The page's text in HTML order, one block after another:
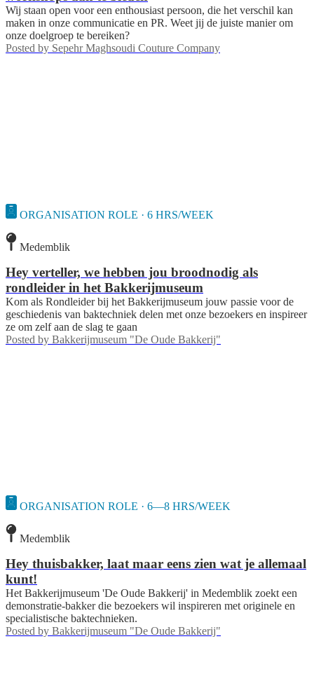
Wij staan open voor een enthousiast persoon, die het verschil kan
maken in onze communicatie en PR. Weet jij de juiste manier om
onze doelgroep te bereiken?
Posted by Sepehr Maghsoudi Couture Company
ORGANISATION ROLE · 6 HRS/WEEK
Medemblik
Hey verteller, we hebben jou broodnodig als
rondleider in het Bakkerijmuseum
Kom als Rondleider bij het Bakkerijmuseum jouw passie voor de
geschiedenis van baktechniek delen met onze bezoekers en inspireer
ze om zelf aan de slag te gaan
Posted by Bakkerijmuseum "De Oude Bakkerij"
ORGANISATION ROLE · 6—8 HRS/WEEK
Medemblik
Hey thuisbakker, laat maar eens zien wat je allemaal
kunt!
Het Bakkerijmuseum 'De Oude Bakkerij' in Medemblik zoekt een
demonstratie-bakker die bezoekers wil inspireren met originele en
specialistische baktechnieken.
Posted by Bakkerijmuseum "De Oude Bakkerij"